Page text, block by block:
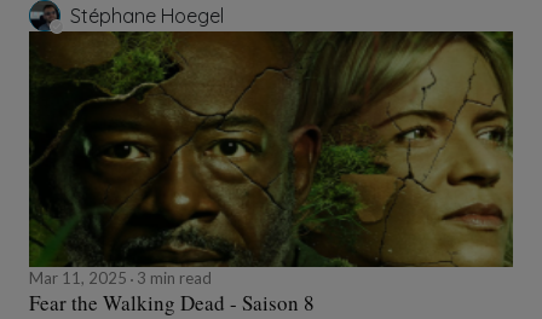
Stéphane Hoegel
Mar 11, 2025 3 min read
Fear the Walking Dead - Saison 8